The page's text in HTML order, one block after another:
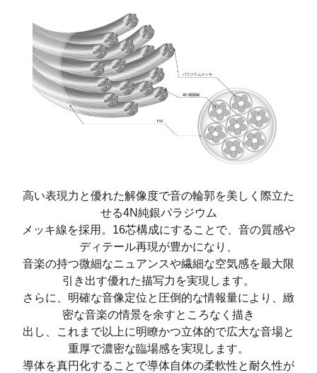
高い表現力と優れた解像度で音の輪郭を美しく際立た
せる4N純銀パラジウム
メッキ線を採用。16芯構成にすることで、音の質感や
ディテール再現が豊かになり、
音楽の持つ微細なニュアンスや繊細な空気感を最大限
引き出す優れた描写力を実現します。
さらに、明確な音像定位と圧倒的な情報量により、緻
密な音楽の情景を余すところなく描き
出し、これまで以上に明瞭かつ立体的で広大な音場と
重厚で濃密な臨場感を実現します。
導体を真円化することで導体自体の柔軟性と耐久性が